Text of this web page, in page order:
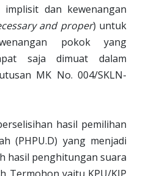
dan kewenangan
and proper) untuk
pokok yang
saja dimuat dalam
MK No. 004/SKLN-
hasil pemilihan
(PHPU.D) yang menjadi
hasil penghitungan suara